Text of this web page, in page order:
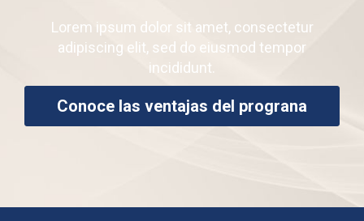
Lorem ipsum dolor sit amet, consectetur
adipiscing elit, sed do eiusmod tempor
incididunt.
Conoce las ventajas del prograna